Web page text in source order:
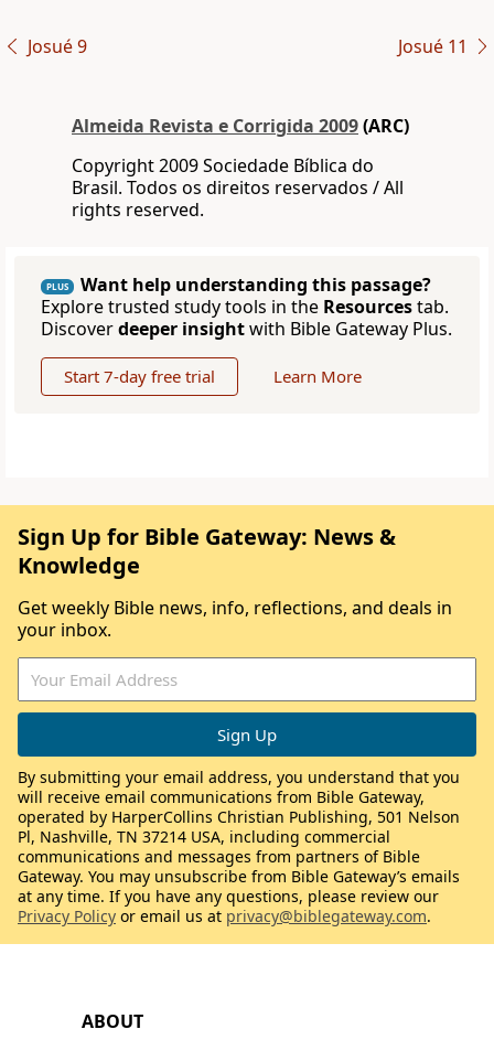
Josué 9 Josué 11
Almeida Revista e Corrigida 2009(ARC)
Copyright 2009 Sociedade Bíblica do
Brasil. Todos os direitos reservados / All
rights reserved.
PLUS
Want help understanding this passage?
Explore trusted study tools in the Resourcestab.
Discoverdeeper insightwith Bible Gateway Plus.
Start 7-day free trial Learn More
ABOUT
Sign Up for Bible Gateway: News &
Knowledge
Get weekly Bible news, info, reflections, and deals in
your inbox.
By submitting your email address, you understand that you
will receive email communications from Bible Gateway,
operated by HarperCollins Christian Publishing, 501 Nelson
Pl, Nashville, TN 37214 USA, including commercial
communications and messages from partners of Bible
Gateway. You may unsubscribe from Bible Gateway’s emails
at any time. If you have any questions, please review our
Privacy Policy or email us at privacy@biblegateway.com.